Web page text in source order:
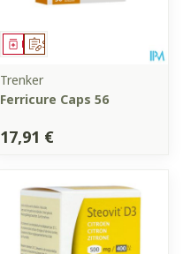
Sur prescription
Médicament
Trenker
Ferricure Caps 56
17,91 €